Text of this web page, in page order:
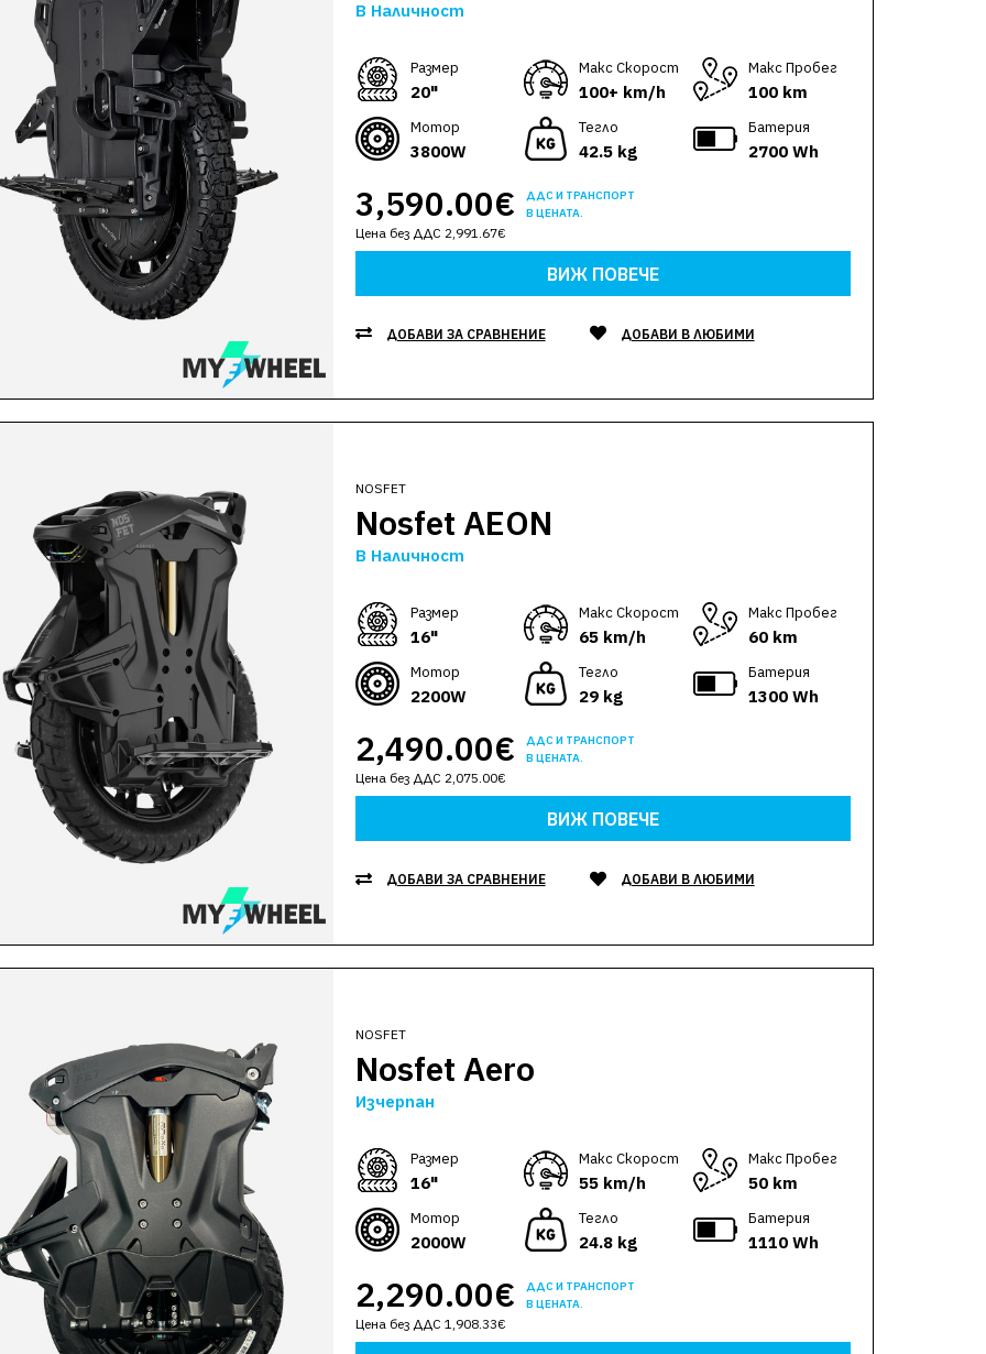
В Наличност
Размер
20"
Макс Скорост
100+ km/h
Макс Пробег
100 km
Мотор
3800W
Тегло
42.5 kg
Батерия
2700 Wh
3,590.00€
ДДС И ТРАНСПОРТ
В ЦЕНАТА.
Цена без ДДС 2,991.67€
ВИЖ ПОВЕЧЕ
ДОБАВИ ЗА СРАВНЕНИЕ ДОБАВИ В ЛЮБИМИ
NOSFET
Nosfet AEON
В Наличност
Размер
16"
Макс Скорост
65 km/h
Макс Пробег
60 km
Мотор
2200W
Тегло
29 kg
Батерия
1300 Wh
2,490.00€
ДДС И ТРАНСПОРТ
В ЦЕНАТА.
Цена без ДДС 2,075.00€
ВИЖ ПОВЕЧЕ
ДОБАВИ ЗА СРАВНЕНИЕ ДОБАВИ В ЛЮБИМИ
NOSFET
Nosfet Aero
Изчерпан
Размер
16"
Макс Скорост
55 km/h
Макс Пробег
50 km
Мотор
2000W
Тегло
24.8 kg
Батерия
1110 Wh
2,290.00€
ДДС И ТРАНСПОРТ
В ЦЕНАТА.
Цена без ДДС 1,908.33€